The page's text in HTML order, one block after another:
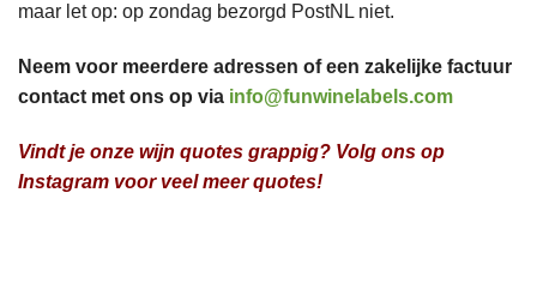
maar let op: op zondag bezorgd PostNL niet.
Neem voor meerdere adressen of een zakelijke factuur
contact met ons op via info@funwinelabels.com
Vindt je onze wijn quotes grappig? Volg ons op
Instagram voor veel meer quotes!